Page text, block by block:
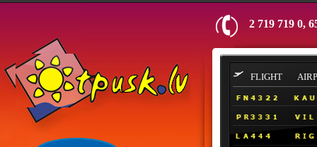
2 719 719 0,
FLIGHT